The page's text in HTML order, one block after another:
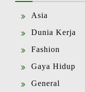
Asia
Dunia Kerja
Fashion
Gaya Hidup
General